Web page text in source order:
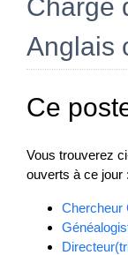
Chargé
Anglais
Ce
Vous trouverez
ouverts à ce jour :
Chercheur